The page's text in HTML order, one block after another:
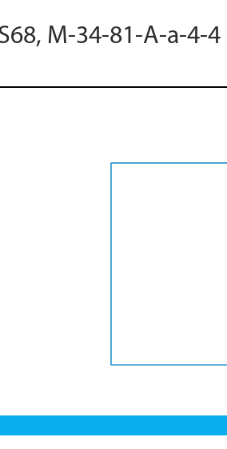
M-34-81-A-a-4-4